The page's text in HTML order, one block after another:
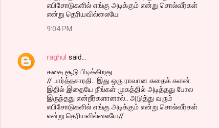
எபிசோடுகளில் எங்கு அடிக்கும் என்று சொல்வீர்கள்
என்று தெரியவில்லையே
9:04 PM
raghul said…
கதை சூடு பிடிக்கிறது .
// பார்த்தசாரதி.. இது ஒரு ராவான கதைக் களன்.
இதில் இதையே நீங்கள் முகத்தில் அடித்தது போல
இருந்தது என்றீர்களானால்.. அடுத்து வரும்
எபிசோடுகளில் எங்கு அடிக்கும் என்று சொல்வீர்கள்
என்று தெரியவில்லையே//